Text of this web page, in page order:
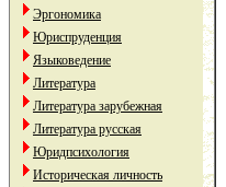
Эргономика
Юриспруденция
Языковедение
Литература
Литература зарубежная
Литература русская
Юридпсихология
Историческая личность